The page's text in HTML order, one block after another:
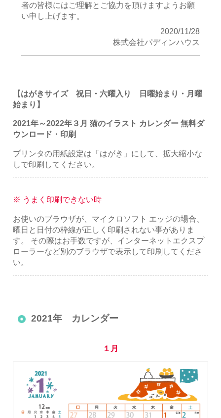
者の皆様にはご理解とご協力を頂けますようお願
い申し上げます。
2020/11/28
株式会社パディンハウス
【はがきサイズ 祝日・六曜入り 日曜始まり・月曜
始まり】
2021年～2022年３月 猫のイラスト カレンダー 無料ダ
ウンロード・印刷
プリンタの用紙設定は「はがき」にして、拡大縮小な
しで印刷してください。
※ うまく印刷できない時
お使いのブラウザが、マイクロソフト エッジの場合、
曜日と日付の枠線が正しく印刷されない事がありま
す。 その際はお手数ですが、インターネットエクスプ
ローラーなど別のブラウザで表示して印刷してくださ
い。
2021年 カレンダー
１月